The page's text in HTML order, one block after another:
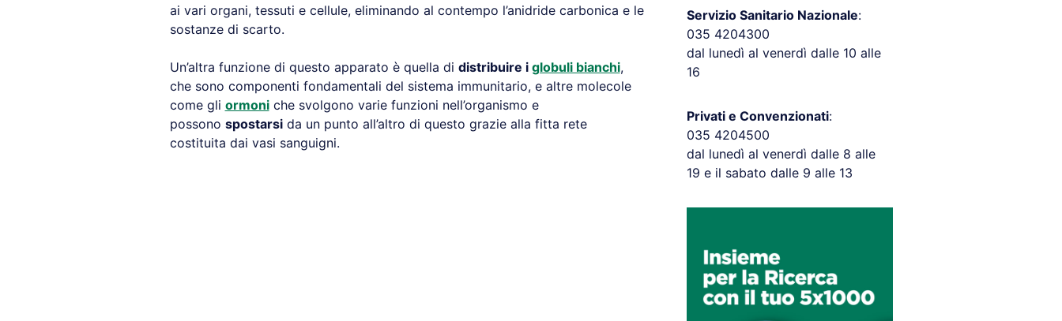
ai vari organi, tessuti e cellule, eliminando al contempo l’anidride carbonica e le
sostanze di scarto.
Un’altra funzione di questo apparato è quella di distribuire i globuli bianchi,
che sono componenti fondamentali del sistema immunitario, e altre molecole
come gli ormoniche svolgono varie funzioni nell’organismo e
possono spostarsida un punto all’altro di questo grazie alla fitta rete
costituita dai vasi sanguigni.
Servizio Sanitario Nazionale:
035 4204300
dal lunedì al venerdì dalle 10 alle
16
Privati e Convenzionati:
035 4204500
dal lunedì al venerdì dalle 8 alle
19 e il sabato dalle 9 alle 13